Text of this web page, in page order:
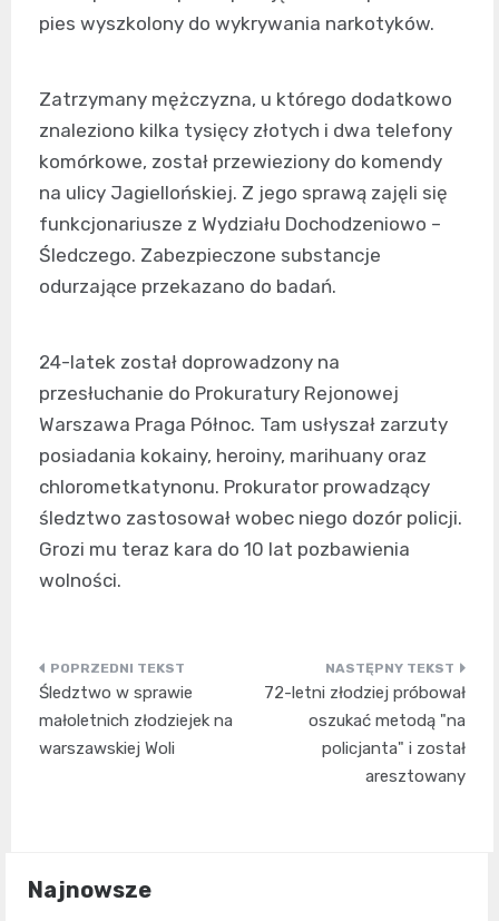
pies wyszkolony do wykrywania narkotyków.
Zatrzymany mężczyzna, u którego dodatkowo
znaleziono kilka tysięcy złotych i dwa telefony
komórkowe, został przewieziony do komendy
na ulicy Jagiellońskiej. Z jego sprawą zajęli się
funkcjonariusze z Wydziału Dochodzeniowo –
Śledczego. Zabezpieczone substancje
odurzające przekazano do badań.
24-latek został doprowadzony na
przesłuchanie do Prokuratury Rejonowej
Warszawa Praga Północ. Tam usłyszał zarzuty
posiadania kokainy, heroiny, marihuany oraz
chlorometkatynonu. Prokurator prowadzący
śledztwo zastosował wobec niego dozór policji.
Grozi mu teraz kara do 10 lat pozbawienia
wolności.
Nawigacja
wpisu
Śledztwo w sprawie
małoletnich złodziejek na
warszawskiej Woli
72-letni złodziej próbował
oszukać metodą "na
policjanta" i został
aresztowany
Najnowsze